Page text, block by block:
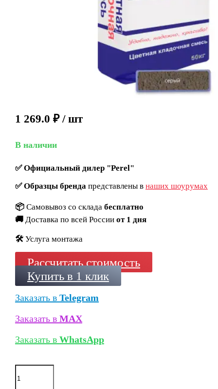
1 269.0 ₽ / шт
В наличии
✅Официальный дилер "Perel"
✅Образцы брендапредставлены в наших шоурумах
📦 Самовывоз со склада бесплатно
🚚 Доставка по всей России от 1 дня
🛠️ Услуга монтажа
Рассчитать стоимость
Купить в 1 клик
Заказать в Telegram
Заказать в MAX
Заказать в WhatsApp
Количество
товара